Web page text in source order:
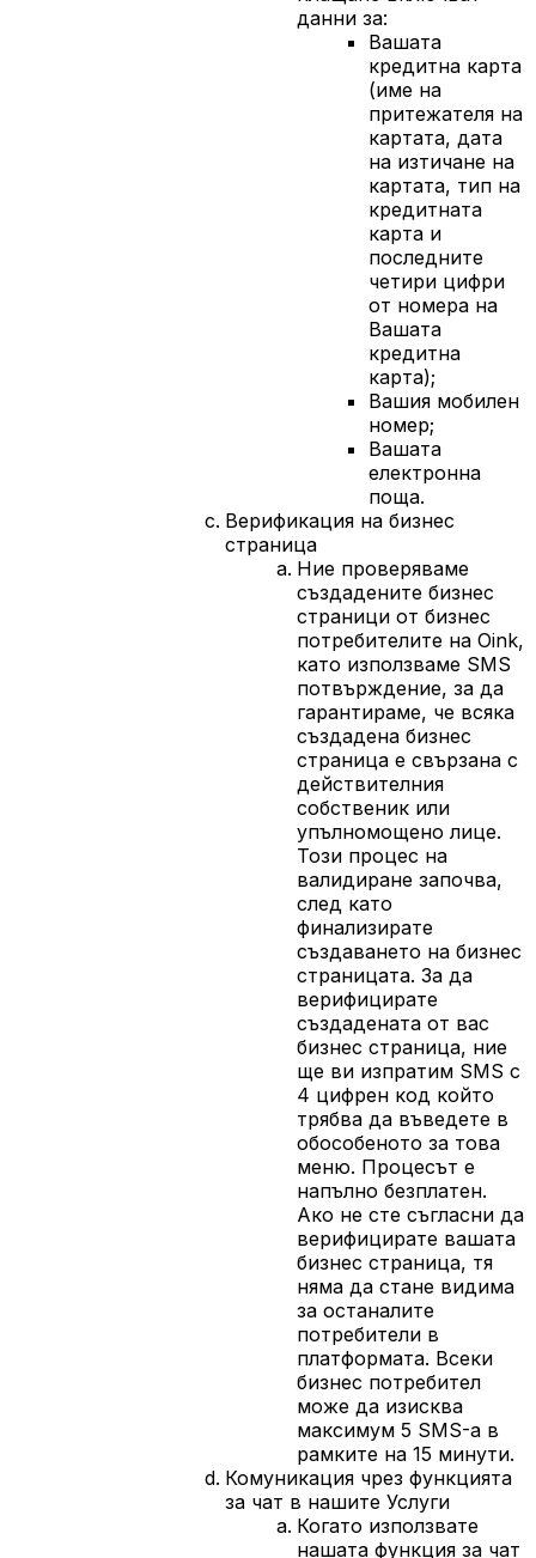
данни за:
Вашата
кредитна карта
(име на
притежателя на
картата, дата
на изтичане на
картата, тип на
кредитната
карта и
последните
четири цифри
от номера на
Вашата
кредитна
карта);
Вашия мобилен
номер;
Вашата
електронна
поща.
Верификация на бизнес
страница
Ние проверяваме
създадените бизнес
страници от бизнес
потребителите на Oink,
като използваме SMS
потвърждение, за да
гарантираме, че всяка
създадена бизнес
страница е свързана с
действителния
собственик или
упълномощено лице.
Този процес на
валидиране започва,
след като
финализирате
създаването на бизнес
страницата. За да
верифицирате
създадената от вас
бизнес страница, ние
ще ви изпратим SMS с
4 цифрен код който
трябва да въведете в
обособеното за това
меню. Процесът е
напълно безплатен.
Ако не сте съгласни да
верифицирате вашата
бизнес страница, тя
няма да стане видима
за останалите
потребители в
платформата. Всеки
бизнес потребител
може да изисква
максимум 5 SMS-а в
рамките на 15 минути.
Комуникация чрез функцията
за чат в нашите Услуги
Когато използвате
нашата функция за чат